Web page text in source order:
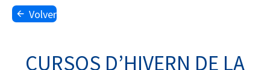
Volver
CURSOS D’HIVERN DE LA